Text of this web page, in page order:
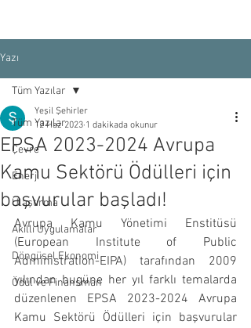
Yazı
Tüm Yazılar
Çevre
Enerji
Ulaştırma
Akıllı Uygulamalar
Döngüsel Ekonomi
Ödül ve Finansman
Tüm Yazılar
EPSA 2023-2024 Avrupa
Kamu Sektörü Ödülleri için
başvurular başladı!
Yeşil Şehirler
12 Haz 2023 1 dakikada okunur
Avrupa Kamu Yönetimi Enstitüsü
(European Institute of Public
Administration-EIPA) tarafından 2009
yılından bugüne her yıl farklı temalarda
düzenlenen EPSA 2023-2024 Avrupa
Kamu Sektörü Ödülleri için başvurular